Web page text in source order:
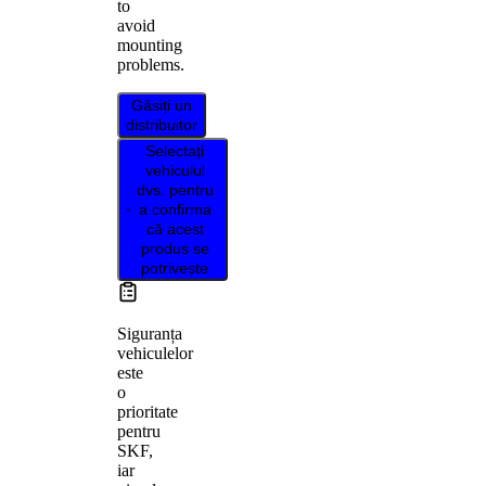
to
avoid
mounting
problems.
Găsiți un
distribuitor
Selectați
vehiculul
dvs. pentru
a confirma
că acest
produs se
potrivește
Siguranța
vehiculelor
este
o
prioritate
pentru
SKF,
iar